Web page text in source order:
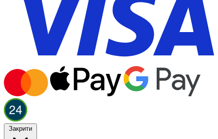
Закрити